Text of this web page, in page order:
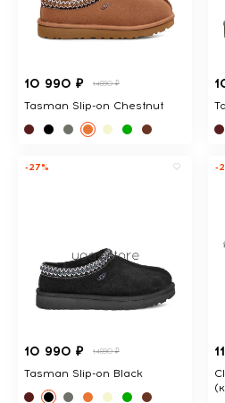
10 990 ₽ 14890 ₽
Tasman Slip-on Chestnut
-27%
10 990 ₽ 14890 ₽
Tasman Slip-on Black
-